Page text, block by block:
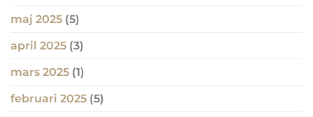
maj 2025 (5)
april 2025 (3)
mars 2025 (1)
februari 2025 (5)